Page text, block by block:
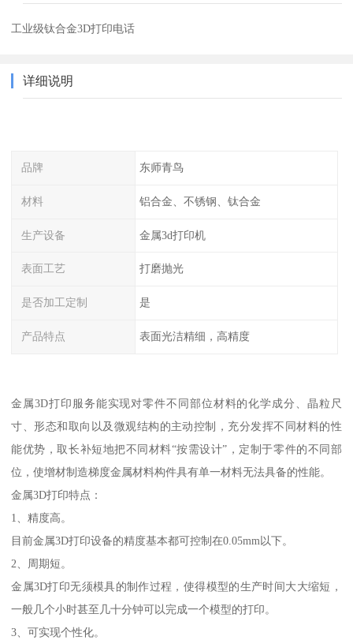
工业级钛合金3D打印电话
详细说明
品牌 东师青鸟
材料 铝合金、不锈钢、钛合金
生产设备 金属3d打印机
表面工艺 打磨抛光
是否加工定制 是
产品特点 表面光洁精细，高精度
金属3D打印服务能实现对零件不同部位材料的化学成分、晶粒尺
寸、形态和取向以及微观结构的主动控制，充分发挥不同材料的性
能优势，取长补短地把不同材料“按需设计”，定制于零件的不同部
位，使增材制造梯度金属材料构件具有单一材料无法具备的性能。
金属3D打印特点：
1、精度高。
目前金属3D打印设备的精度基本都可控制在0.05mm以下。
2、周期短。
金属3D打印无须模具的制作过程，使得模型的生产时间大大缩短，
一般几个小时甚至几十分钟可以完成一个模型的打印。
3、可实现个性化。